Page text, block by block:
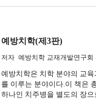
환경에 따른전자의무기록을
예방치학(제3판)
저자 예방치학 교재개발연구회
예방치학은 치학 분야의 교
를 이루는 분야이다.이 책은
하나인 치주병을 별도의 장